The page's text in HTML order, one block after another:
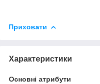
Приховати
Характеристики
Основні атрибути